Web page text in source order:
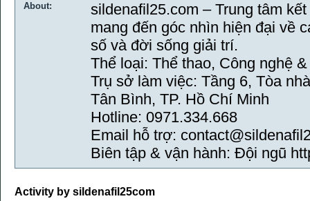
About:
sildenafil25.com – Trung tâm
mang đến góc nhìn hiện đại về
số và đời sống giải trí.
Thể loại: Thể thao, Công nghệ
Trụ sở làm việc: Tầng 6, Tòa
Tân Bình, TP. Hồ Chí Minh
Hotline: 0971.334.668
Email hỗ trợ:
Biên tập & vận hành: Đội ngũ
Activity by sildenafil25com